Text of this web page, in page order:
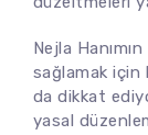
Nejla
sağlamak için
da dikkat
yasal